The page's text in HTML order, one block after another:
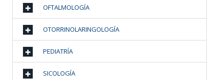
OFTALMOLOGÍA
OTORRINOLARINGOLOGÍA
PEDIATRÍA
SICOLOGÍA